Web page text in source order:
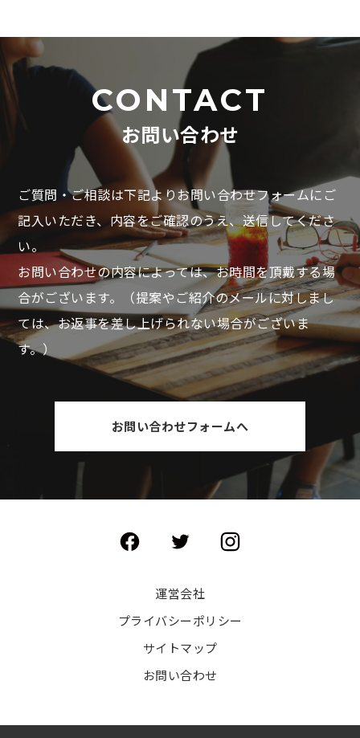
CONTACT
お問い合わせ
ご質問・ご相談は下記よりお問い合わせフォームにご
記入いただき、内容をご確認のうえ、送信してくださ
い。
お問い合わせの内容によっては、お時間を頂戴する場
合がございます。
（提案やご紹介のメールに対しまし
ては、お返事を差し上げられない場合がございま
す。）
お問い合わせフォームへ
運営会社
プライバシーポリシー
サイトマップ
お問い合わせ